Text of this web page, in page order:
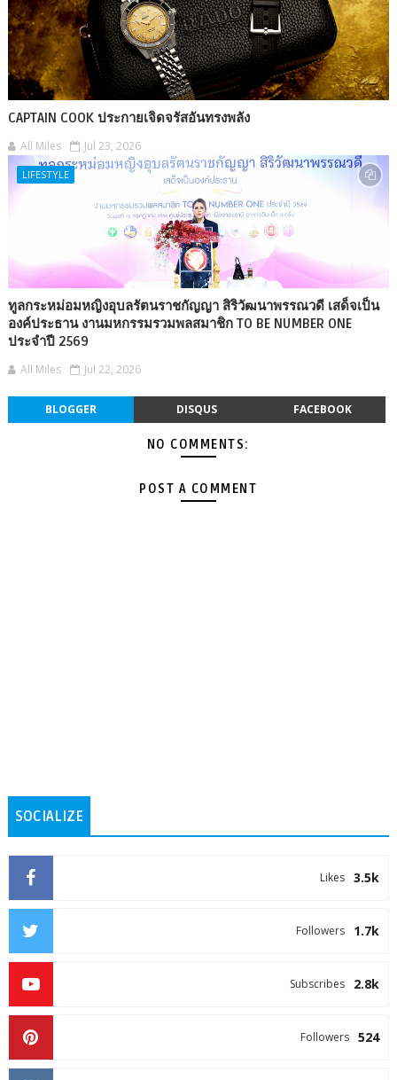
CAPTAIN COOK ประกายเจิดจรัสอันทรงพลัง
All Miles Jul 23, 2026
LIFESTYLE
ทูลกระหม่อมหญิงอุบลรัตนราชกัญญา สิริวัฒนาพรรณวดี เสด็จเป็น
องค์ประธาน งานมหกรรมรวมพลสมาชิก TO BE NUMBER ONE
ประจำปี 2569
All Miles Jul 22, 2026
BLOGGER DISQUS FACEBOOK
NO COMMENTS:
POST A COMMENT
SOCIALIZE
3.5k
Likes
1.7k
Followers
2.8k
Subscribes
524
Followers